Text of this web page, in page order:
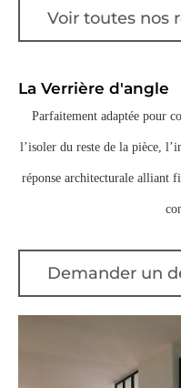
Voir toutes nos
La Verrière d'angle
Parfaitement adaptée pour
l’isoler du reste de la pièce,
réponse architecturale alliant
Demander un